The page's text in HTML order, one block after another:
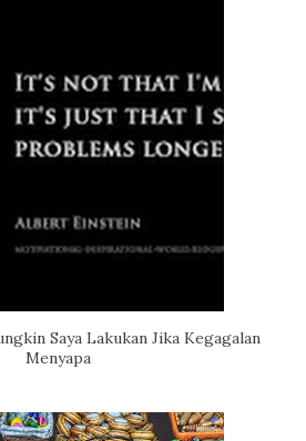
Saya Lakukan Jika Kegagalan
Menyapa